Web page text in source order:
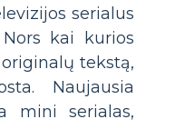
serialus
kai kurios
tekstą,
Naujausia
mini serialas,